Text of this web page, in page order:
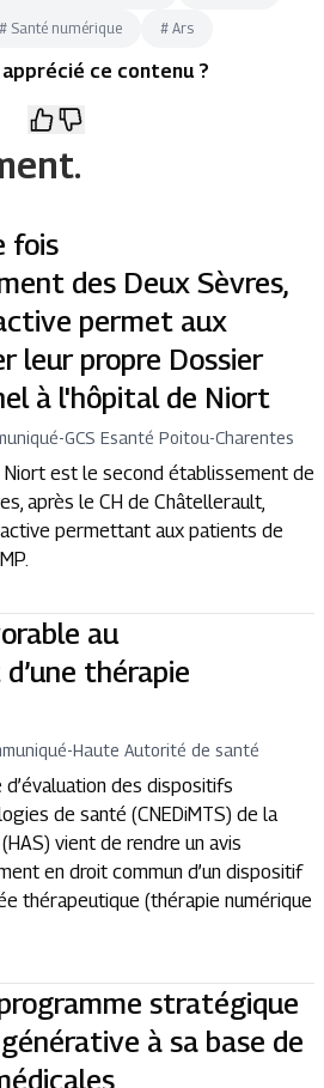
# Santé numérique # Ars
ce contenu ?
fois
des Deux Sèvres,
permet aux
leur propre Dossier
à l'hôpital de Niort
-GCS Esanté Poitou-Charentes
est le second établissement de
après le CH de Châtellerault,
permettant aux patients de
au
thérapie
-Haute Autorité de santé
des dispositifs
de santé (CNEDiMTS) de la
vient de rendre un avis
en droit commun d’un dispositif
thérapeutique (thérapie numérique
stratégique
à sa base de